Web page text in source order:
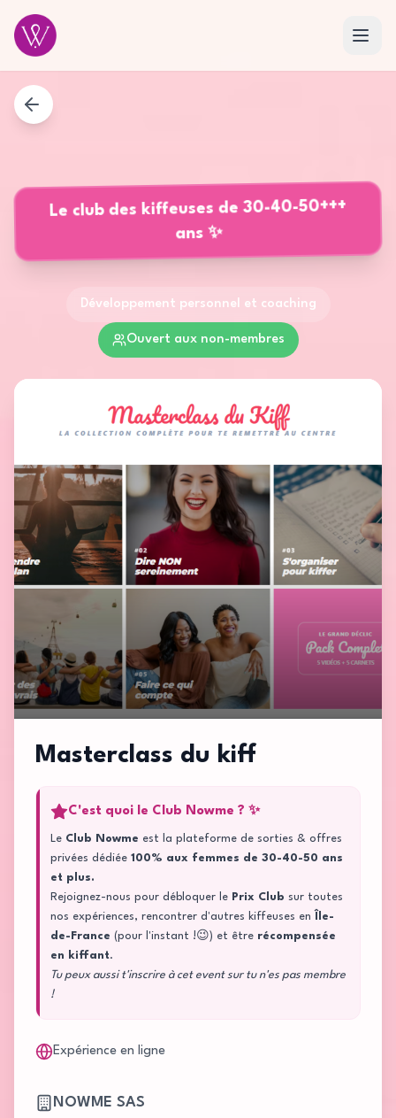
Le club des kiffeuses de 30-40-50+++
ans ✨
Développement personnel et coaching
Ouvert aux non-membres
Masterclass du kiff
C'est quoi le Club Nowme ? ✨
Le Club Nowme est la plateforme de sorties & offres
privées dédiée 100% aux femmes de 30-40-50 ans
et plus.
Rejoignez-nous pour débloquer le Prix Club sur toutes
nos expériences, rencontrer d'autres kiffeuses en
Île-
de-France (pour l'instant !😉) et être récompensée
en kiffant.
Tu peux aussi t'inscrire à cet event sur tu n'es pas membre
!
Expérience en ligne
NOWME SAS